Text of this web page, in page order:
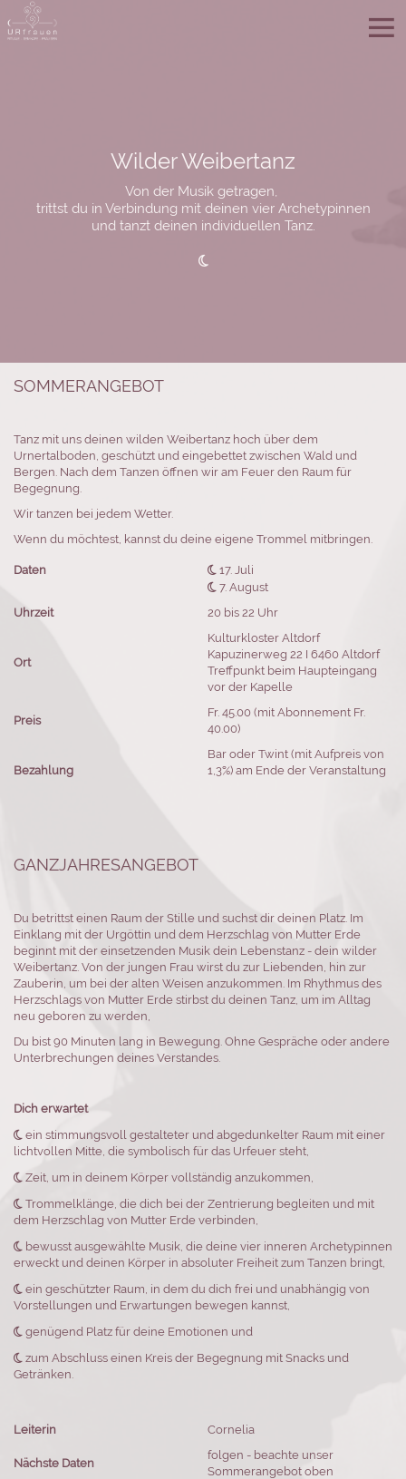
Wilder Weibertanz
Von der Musik getragen,
trittst du in Verbindung mit deinen vier Archetypinnen
und tanzt deinen individuellen Tanz.

SOMMERANGEBOT
Tanz mit uns deinen wilden Weibertanz hoch über dem
Urnertalboden, geschützt und eingebettet zwischen Wald und
Bergen. Nach dem Tanzen öffnen wir am Feuer den Raum für
Begegnung.
Wir tanzen bei jedem Wetter.
Wenn du möchtest, kannst du deine eigene Trommel mitbringen.
Daten  17. Juli
 7. August
Uhrzeit
20 bis 22 Uhr
Ort
Kulturkloster Altdorf
Kapuzinerweg 22 I 6460 Altdorf
Treffpunkt beim Haupteingang
vor der Kapelle
Preis
Fr. 45.00 (mit Abonnement Fr.
40.00)
Bezahlung
Bar oder Twint (mit Aufpreis von
1,3%) am Ende der Veranstaltung
GANZJAHRESANGEBOT
Du betrittst einen Raum der Stille und suchst dir deinen Platz. Im
Einklang mit der Urgöttin und dem Herzschlag von Mutter Erde
beginnt mit der einsetzenden Musik dein Lebenstanz - dein wilder
Weibertanz. Von der jungen Frau wirst du zur Liebenden, hin zur
Zauberin, um bei der alten Weisen anzukommen. Im Rhythmus des
Herzschlags von Mutter Erde stirbst du deinen Tanz, um im Alltag
neu geboren zu werden,
Du bist 90 Minuten lang in Bewegung. Ohne Gespräche oder andere
Unterbrechungen deines Verstandes.
Dich erwartet
 ein stimmungsvoll gestalteter und abgedunkelter Raum mit einer
lichtvollen Mitte, die symbolisch für das Urfeuer steht,
 Zeit, um in deinem Körper vollständig anzukommen,
 Trommelklänge, die dich bei der Zentrierung begleiten und mit
dem Herzschlag von Mutter Erde verbinden,
 bewusst ausgewählte Musik, die deine vier inneren Archetypinnen
erweckt und deinen Körper in absoluter Freiheit zum Tanzen bringt,
 ein geschützter Raum, in dem du dich frei und unabhängig von
Vorstellungen und Erwartungen bewegen kannst,
 genügend Platz für deine Emotionen und
 zum Abschluss einen Kreis der Begegnung mit Snacks und
Getränken.
Leiterin Cornelia
Nächste Daten
folgen - beachte unser
Sommerangebot oben